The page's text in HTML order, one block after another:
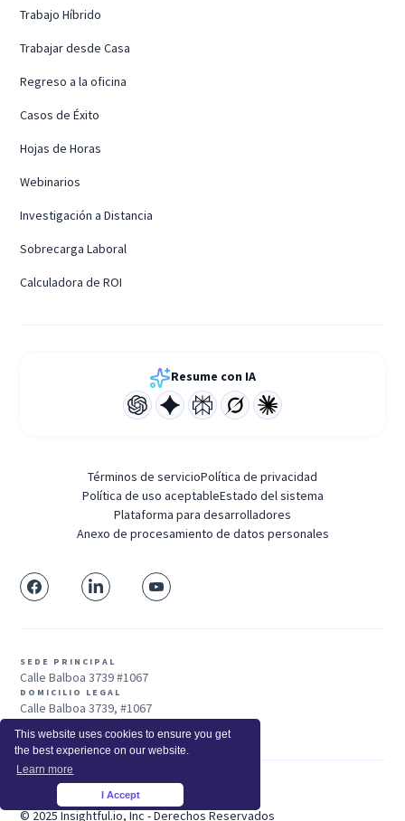
This website uses cookies to ensure you get
the best experience on our website.
Learn more
I Accept
Trabajo Híbrido
Trabajar desde Casa
Regreso a la oficina
Casos de Éxito
Hojas de Horas
Webinarios
Investigación a Distancia
Sobrecarga Laboral
Calculadora de ROI
Resume con IA
Términos de servicioPolítica de privacidad
Política de uso aceptableEstado del sistema
Plataforma para desarrolladores
Anexo de procesamiento de datos personales
SEDE PRINCIPAL
Calle Balboa 3739 #1067
DOMICILIO LEGAL
Calle Balboa 3739, #1067
San Francisco, CA 94121, EE. UU.
Ventas: +1 415-704-3737
© 2025 Insightful.io, Inc - Derechos Reservados